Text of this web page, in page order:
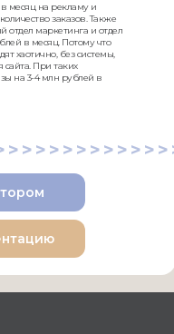
месяц на рекламу и
заказов. Также
отдел маркетинга и отдел
в месяц. Потому что
хаотично, без системы,
сайта. При таких
на 3-4 млн рублей в